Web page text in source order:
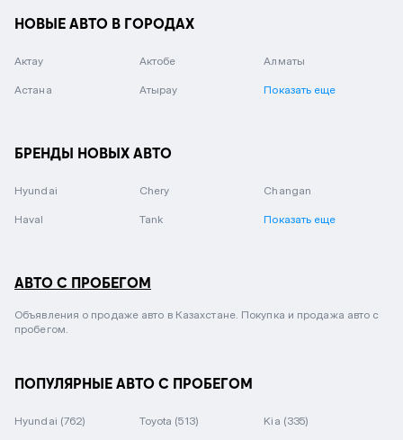
НОВЫЕ АВТО В ГОРОДАХ
Актау Актобе Алматы
Астана Атырау Показать еще
БРЕНДЫ НОВЫХ АВТО
Hyundai Chery Changan
Haval Tank Показать еще
АВТО С ПРОБЕГОМ
Объявления о продаже авто в Казахстане. Покупка и продажа авто с
пробегом.
ПОПУЛЯРНЫЕ АВТО С ПРОБЕГОМ
Hyundai (762) Toyota (513) Kia (335)